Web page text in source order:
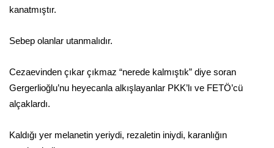
kanatmıştır.
Sebep olanlar utanmalıdır.
Cezaevinden çıkar çıkmaz “nerede kalmıştık” diye soran
Gergerlioğlu’nu heyecanla alkışlayanlar PKK’lı ve FETÖ’cü
alçaklardı.
Kaldığı yer melanetin yeriydi, rezaletin iniydi, karanlığın